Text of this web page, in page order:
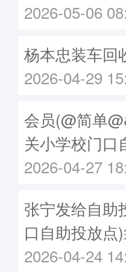
2026-05-06
杨本忠装车回
2026-04-29
会员(@简单
关小学校门口
2026-04-27
张宁发给自助
口自助投放点
2026-04-24